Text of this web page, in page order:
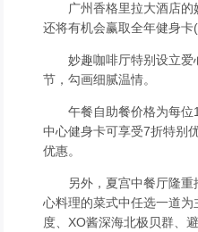
广州香格里拉大酒店的妙
还将有机会赢取全年健身卡
妙趣咖啡厅特别设立爱
节，勾画细腻温情。
午餐自助餐价格为每位
中心健身卡可享受7折特别
优惠。
另外，夏宫中餐厅隆重推
心料理的菜式中任选一道
度、XO酱深海北极贝群、